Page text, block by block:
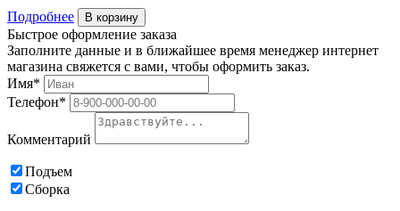
Подробнее В корзину
Быстрое оформление заказа
Заполните данные и в ближайшее время менеджер интернет
магазина свяжется с вами, чтобы оформить заказ.
Имя*
Телефон*
Комментарий
Подъем
Сборка